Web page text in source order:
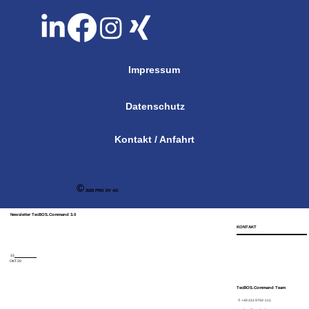
Newsletter TecBOS.Command 3.0
15
OKT 20
KONTAKT
TecBOS.Command Team
T: +49 231 9792-111
Impressum
Datenschutz
Kontakt / Anfahrt
© 2026 PRO DV AG